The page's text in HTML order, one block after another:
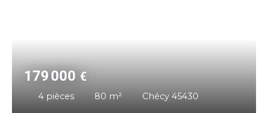
179 000€
4 pièces 80 m² Chécy 45430